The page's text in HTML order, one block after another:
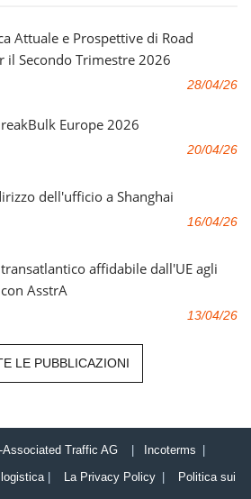
Attuale e Prospettive di Road
il Secondo Trimestre 2026
28/04/26
Europe 2026
20/04/26
dell'ufficio a Shanghai
16/04/26
affidabile dall'UE agli
AsstrA
13/04/26
LE PUBBLICAZIONI
Traffic AG Incoterms
| La Privacy Policy
Politica sui